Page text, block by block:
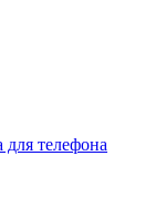
для телефона